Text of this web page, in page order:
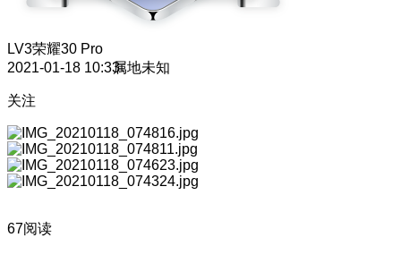
LV3荣耀30 Pro
2021-01-18 10:33属地未知
关注
67阅读